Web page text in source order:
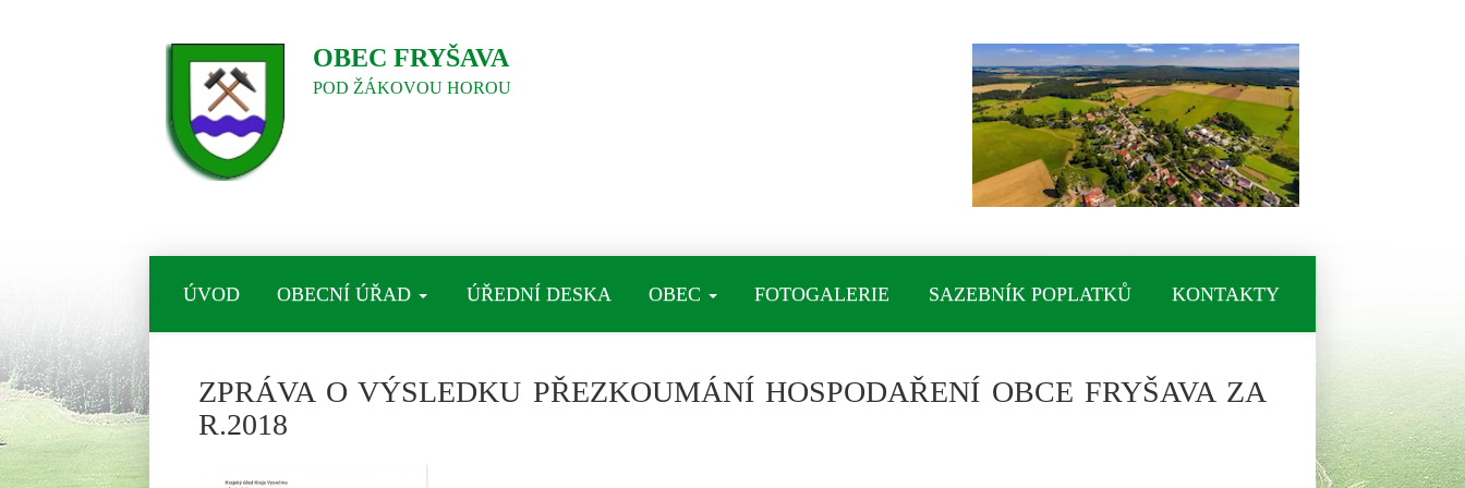
OBEC FRYŠAVA
POD ŽÁKOVOU HOROU
ÚVOD OBECNÍ ÚŘAD ÚŘEDNÍ DESKA OBEC FOTOGALERIE SAZEBNÍK POPLATKŮ KONTAKTY
ZPRÁVA O VÝSLEDKU PŘEZKOUMÁNÍ HOSPODAŘENÍ OBCE FRYŠAVA ZA
R.2018